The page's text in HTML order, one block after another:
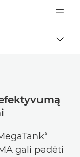
Logo, back to
gali padėti